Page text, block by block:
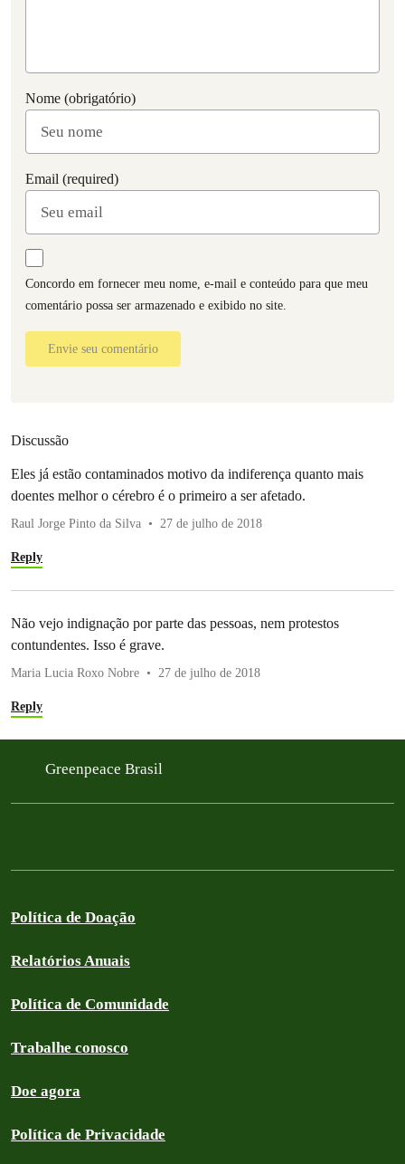
Nome (obrigatório)
Email (required)
Concordo em fornecer meu nome, e-mail e conteúdo para que meu
comentário possa ser armazenado e exibido no site.
Envie seu comentário
Discussão
Eles já estão contaminados motivo da indiferença quanto mais
doentes melhor o cérebro é o primeiro a ser afetado.
Raul Jorge Pinto da Silva 27 de julho de 2018
Reply
Não vejo indignação por parte das pessoas, nem protestos
contundentes. Isso é grave.
Maria Lucia Roxo Nobre 27 de julho de 2018
Reply
Greenpeace Brasil
Política de Doação
Relatórios Anuais
Política de Comunidade
Trabalhe conosco
Doe agora
Política de Privacidade